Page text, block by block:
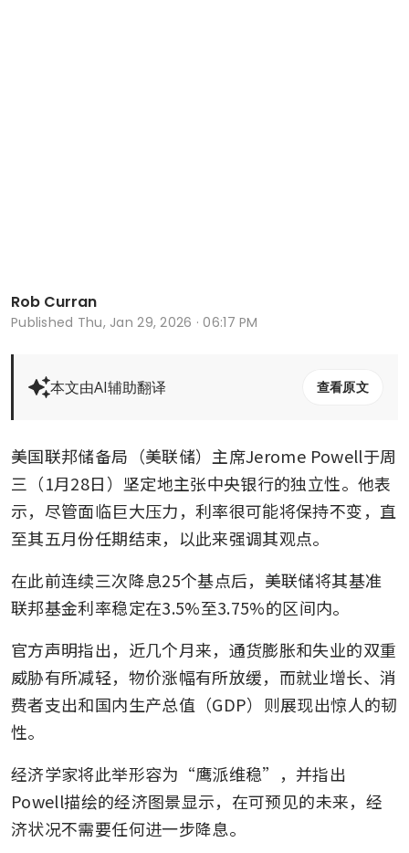
Rob Curran
Published Thu, Jan 29, 2026 · 06:17 PM
本文由AI辅助翻译 查看原文
美国联邦储备局（美联储）主席Jerome Powell于周
三（1月28日）坚定地主张中央银行的独立性。他表
示，尽管面临巨大压力，利率很可能将保持不变，直
至其五月份任期结束，以此来强调其观点。
在此前连续三次降息25个基点后，美联储将其基准
联邦基金利率稳定在3.5%至3.75%的区间内。
官方声明指出，近几个月来，通货膨胀和失业的双重
威胁有所减轻，物价涨幅有所放缓，而就业增长、消
费者支出和国内生产总值（GDP）则展现出惊人的韧
性。
经济学家将此举形容为“鹰派维稳”，并指出
Powell描绘的经济图景显示，在可预见的未来，经
济状况不需要任何进一步降息。